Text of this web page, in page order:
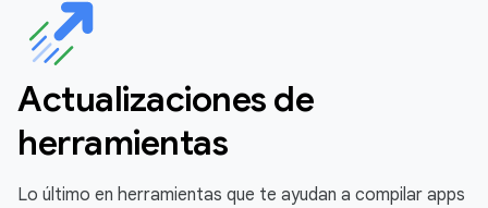
Actualizaciones de
herramientas
Lo último en herramientas que te ayudan a compilar apps